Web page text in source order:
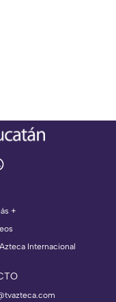
+
Internacional